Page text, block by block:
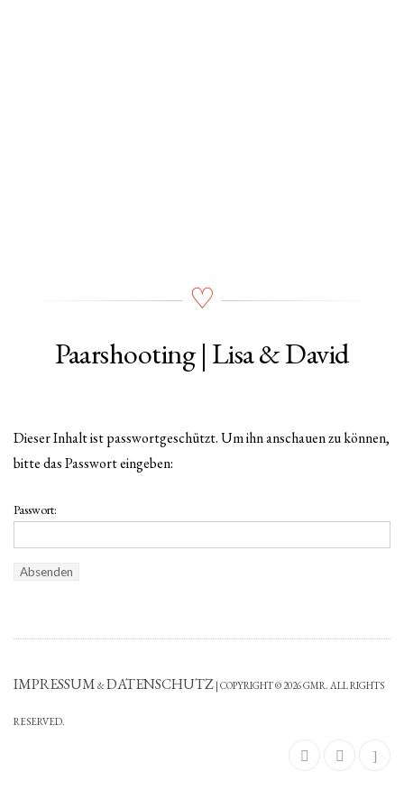
Paarshooting | Lisa & David
Dieser Inhalt ist passwortgeschützt. Um ihn anschauen zu können,
bitte das Passwort eingeben:
Passwort:
IMPRESSUM &DATENSCHUTZ | COPYRIGHT © 2026 GMR. ALL RIGHTS
RESERVED.